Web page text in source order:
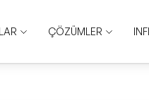
ÇÖZÜMLER